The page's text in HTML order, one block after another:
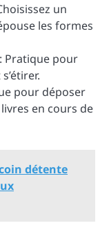
un
les formes
: Pratique pour
pour déposer
en cours de
détente